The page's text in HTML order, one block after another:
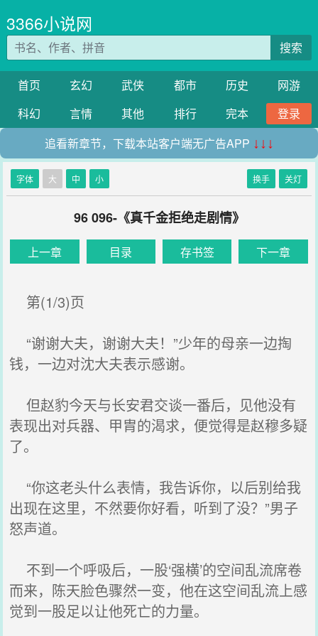
3366小说网
搜索
首页 玄幻 武侠 都市 历史
网游
科幻
言情 其他 排行 完本
登录
追看新章节，下载本站客户端无广告APP ↓↓↓
字体 大 中 小 换手 关灯
96 096-《真千金拒绝走剧情》
上一章 目录 存书签 下一章
第(1/3)页
“谢谢大夫，谢谢大夫！”少年的母亲一边掏
钱，一边对沈大夫表示感谢。
但赵豹今天与长安君交谈一番后，见他没有
表现出对兵器、甲胄的渴求，便觉得是赵穆多疑
了。
“你这老头什么表情，我告诉你，以后别给我
出现在这里，不然要你好看，听到了没？”男子
怒声道。
不到一个呼吸后，一股‘强横’的空间乱流席卷
而来，陈天脸色骤然一变，他在这空间乱流上感
觉到一股足以让他死亡的力量。